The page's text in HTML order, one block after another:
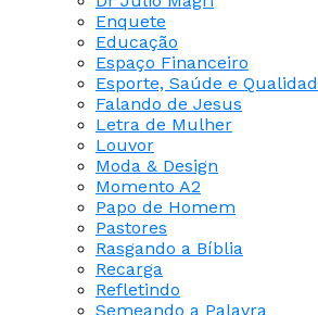
Enquete
Educação
Espaço Financeiro
Esporte, Saúde e
Falando de Jesus
Letra de Mulher
Louvor
Moda & Design
Momento A2
Papo de Homem
Pastores
Rasgando a Bíblia
Recarga
Refletindo
Semeando a Palavra